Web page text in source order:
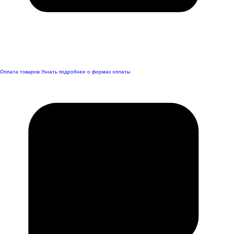
Оплата товаров Узнать подробнее о формах оплаты